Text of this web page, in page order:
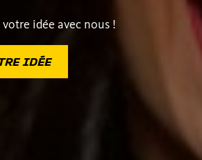
idée avec nous !
IDÉE